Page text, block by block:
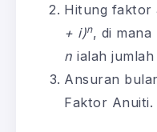
Hitung faktor
+ i)n, di mana
n ialah
Ansuran
Faktor Anuiti.